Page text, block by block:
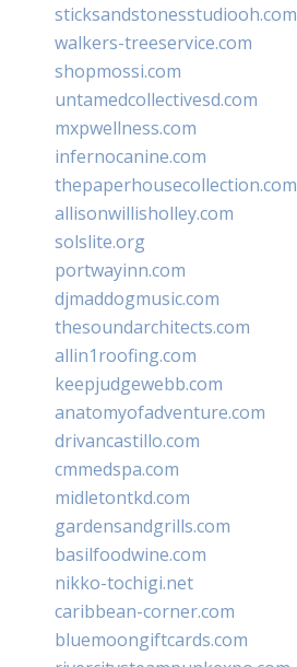
sticksandstonesstudiooh.com
walkers-treeservice.com
shopmossi.com
untamedcollectivesd.com
mxpwellness.com
infernocanine.com
thepaperhousecollection.com
allisonwillisholley.com
solslite.org
portwayinn.com
djmaddogmusic.com
thesoundarchitects.com
allin1roofing.com
keepjudgewebb.com
anatomyofadventure.com
drivancastillo.com
cmmedspa.com
midletontkd.com
gardensandgrills.com
basilfoodwine.com
nikko-tochigi.net
caribbean-corner.com
bluemoongiftcards.com